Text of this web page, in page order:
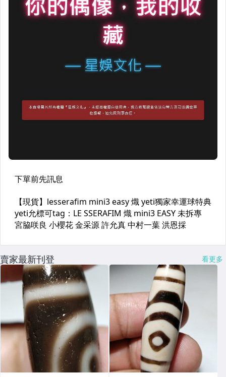
賣家最新刊登 看更多